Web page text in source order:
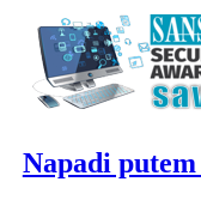
Napadi